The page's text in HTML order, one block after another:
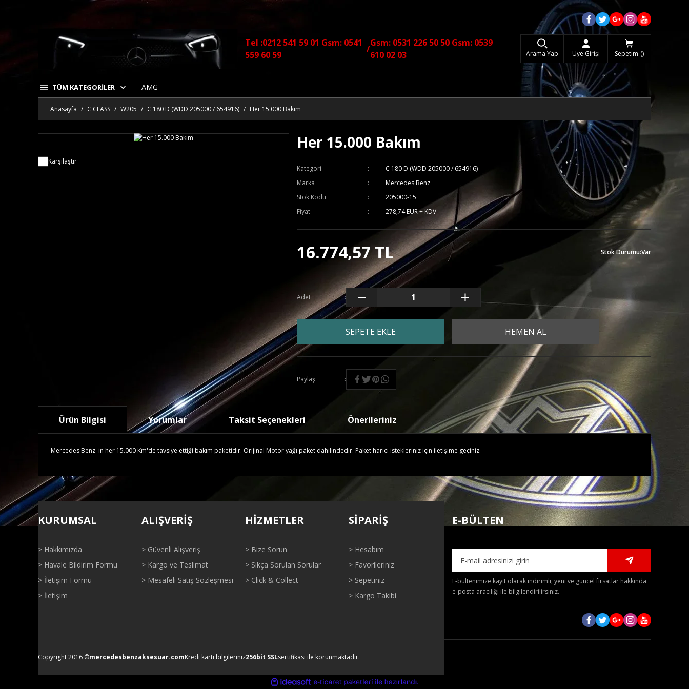
Tel :0212 541 59 01 Gsm: 0541
559 60 59
/
Gsm: 0531 226 50 50 Gsm: 0539
610 02 03
Arama Yap Üye Girişi Sepetim
TÜM KATEGORİLER AMG
Anasayfa C CLASS W205 C 180 D (WDD 205000 / 654916) Her 15.000 Bakım
Karşılaştır
Her 15.000 Bakım
Kategori
C 180 D (WDD 205000 / 654916)
Marka
Mercedes Benz
Stok Kodu
205000-15
Fiyat
278,74 EUR + KDV
16.774,57 TL Stok Durumu:Var
Adet
SEPETE EKLE HEMEN AL
Paylaş
Ürün Bilgisi Yorumlar Taksit Seçenekleri Önerileriniz
Mercedes Benz' in her 15.000 Km'de tavsiye ettiği bakım paketidir. Orijinal Motor yağı paket dahilindedir. Paket harici istekleriniz için iletişime geçiniz.
Bu ürünün fiyat bilgisi, resim, ürün açıklamalarında ve diğer konularda yetersiz gördüğünüz noktaları öneri formunu kullanarak tarafımıza iletebilirsiniz.
Görüş ve önerileriniz için teşekkür ederiz.
Ürün resmi kalitesiz, bozuk veya görüntülenemiyor.
Ürün fiyatı diğer sitelerden daha pahalı.
Gönder
KURUMSAL
> Hakkımızda
> Havale Bildirim Formu
> İletişim Formu
> İletişim
ALIŞVERİŞ
> Güvenli Alışveriş
> Kargo ve Teslimat
> Mesafeli Satış Sözleşmesi
HİZMETLER
> Bize Sorun
> Sıkça Sorulan Sorular
> Click & Collect
SİPARİŞ
> Hesabım
> Favorileriniz
> Sepetiniz
> Kargo Takibi
E-BÜLTEN
E-bültenimize kayıt olarak indirimli, yeni ve güncel fırsatlar hakkında
e-posta aracılığı ile bilgilendirilirsiniz.
Copyright 2016 ©mercedesbenzaksesuar.comKredi kartı bilgileriniz256bit SSLsertifikası ile korunmaktadır.
ideasoft
e-